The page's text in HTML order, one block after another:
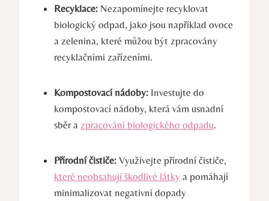
Recyklace: Nezapomínejte recyklovat
biologický odpad, jako jsou například ovoce
a zelenina, které můžou být zpracovány
recyklačními zařízeními.
Kompostovací nádoby: Investujte do
kompostovací nádoby, která vám usnadní
sběr a zpracování biologického odpadu.
Přírodní čističe: Využívejte přírodní čističe,
které neobsahují škodlivé látky a pomáhají
minimalizovat negativní dopady